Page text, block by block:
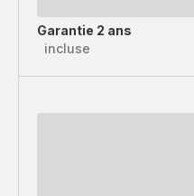
Garantie 2 ans
incluse